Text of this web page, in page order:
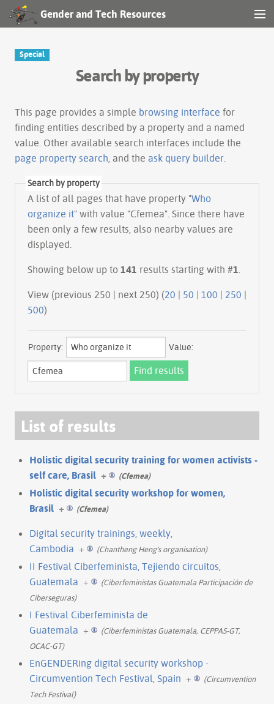
Gender and Tech Resources
Special
Search by property
This page provides a simple browsing interface for
finding entities described by a property and a named
value. Other available search interfaces include the
page property search , and the ask query builder
Search by property
A list of all pages that have property "Who
organize it" with value "Cfemea". Since there have
been only a few results, also nearby values are
displayed.
Showing below up to 141 results starting with #1
View (previous 250 | next 250) (20 | 50 | 100 | 250 |
500)
Property: Value:
List of results
Holistic digital security training for women activists -
self care, Brasil + (Cfemea)
Holistic digital security workshop for women,
Brasil + (Cfemea)
Digital security trainings, weekly,
Cambodia + (Chantheng Heng's organisation)
II Festival Ciberfeminista, Tejiendo circuitos,
Guatemala +
(Ciberfeministas Guatemala Participación de
Ciberseguras)
I Festival Ciberfeminista de
Guatemala +
(Ciberfeministas Guatemala, CEPPAS-GT,
OCAC-GT)
EnGENDERing digital security workshop -
Circumvention Tech Festival, Spain +
(Circumvention
Tech Festival)